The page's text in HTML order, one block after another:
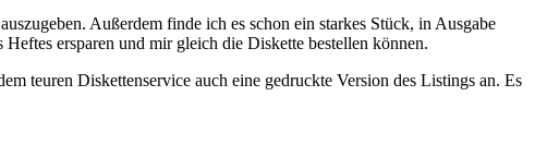
Außerdem finde ich es schon ein starkes Stück, in Ausgabe
ersparen und mir gleich die Diskette bestellen können.
teuren Diskettenservice auch eine gedruckte Version des Listings an. Es